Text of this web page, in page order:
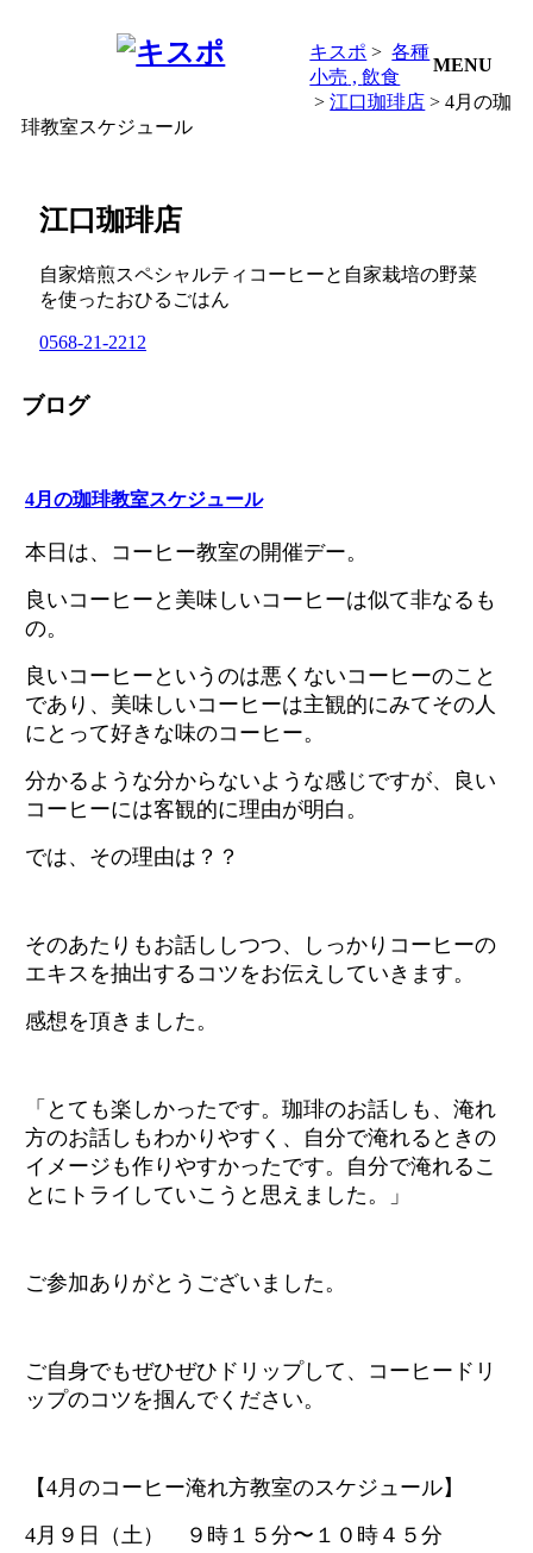
MENU
キスポ >各種
小売
飲食
>江口珈琲店 > 4月の珈
琲教室スケジュール
江口珈琲店
自家焙煎スペシャルティコーヒーと自家栽培の野菜
を使ったおひるごはん
0568-21-2212
ブログ
4月の珈琲教室スケジュール
本日は、コーヒー教室の開催デー。
良いコーヒーと美味しいコーヒーは似て非なるも
の。
良いコーヒーというのは悪くないコーヒーのこと
であり、美味しいコーヒーは主観的にみてその人
にとって好きな味のコーヒー。
分かるような分からないような感じですが、良い
コーヒーには客観的に理由が明白。
では、その理由は？？
そのあたりもお話ししつつ、しっかりコーヒーの
エキスを抽出するコツをお伝えしていきます。
感想を頂きました。
「とても楽しかったです。珈琲のお話しも、淹れ
方のお話しもわかりやすく、自分で淹れるときの
イメージも作りやすかったです。自分で淹れるこ
とにトライしていこうと思えました。」
ご参加ありがとうございました。
ご自身でもぜひぜひドリップして、コーヒードリ
ップのコツを掴んでください。
【4月のコーヒー淹れ方教室のスケジュール】
4月９日（土） ９時１５分〜１０時４５分